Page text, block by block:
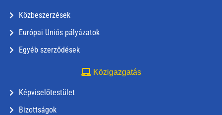
Közbeszerzések
Európai Uniós pályázatok
Egyéb szerződések
Közigazgatás
Képviselőtestület
Bizottságok